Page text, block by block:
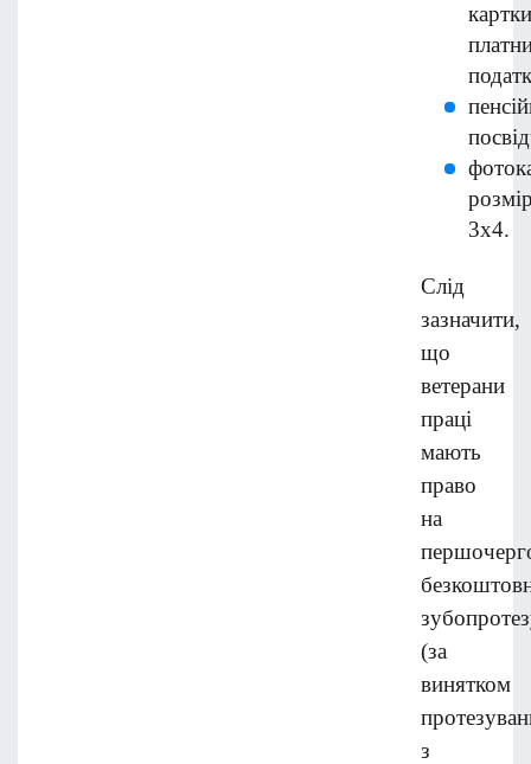
картки
3х4.
Слід
зазначити,
що
ветерани
праці
мають
право
на
(за
винятком
з